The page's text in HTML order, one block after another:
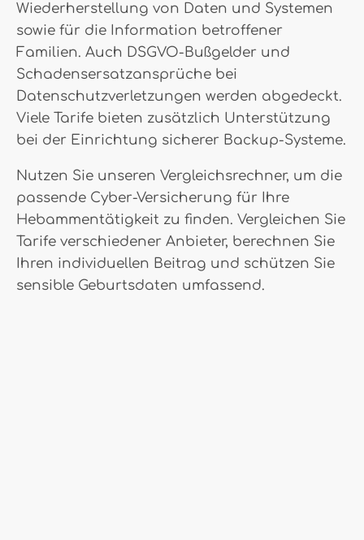
Wiederherstellung von Daten und Systemen
sowie für die Information betroffener
Familien. Auch DSGVO-Bußgelder und
Schadensersatzansprüche bei
Datenschutzverletzungen werden abgedeckt.
Viele Tarife bieten zusätzlich Unterstützung
bei der Einrichtung sicherer Backup-Systeme.
Nutzen Sie unseren Vergleichsrechner, um die
passende Cyber-Versicherung für Ihre
Hebammentätigkeit zu finden. Vergleichen Sie
Tarife verschiedener Anbieter, berechnen Sie
Ihren individuellen Beitrag und schützen Sie
sensible Geburtsdaten umfassend.